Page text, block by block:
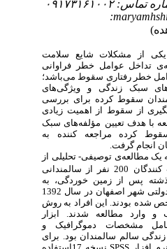
(نویسنده مسئول) شماره تماس: ۰۹۱۷۳۱۶۱۰۰۲
از مشکلات شایع سلامت
تداخل عوامل خطر فراوانی
خطر رفتاری سقوط می‌باشد؛
سبک زندگی و ویژگی‌های
سقوط کرده برای بررسی
از سقوط از اهمیت زیادی
با هدفتعیین مؤلفه‌های سبک
کرده مراجعه کننده به
انجام گرفت.
مطالعه‌ی توصیفی- تحلیلی از
200 نفر از سالمندانی
پس از زمین خوردگی، به
اورژانس بیمارستان‌های دولتی شهر اصفهان در سال 1392
بودند. این افراد به روش
وارد مطالعه شدند. ابزار
مشخصات دموگرافیک و
سالم سالمندان بود. برای